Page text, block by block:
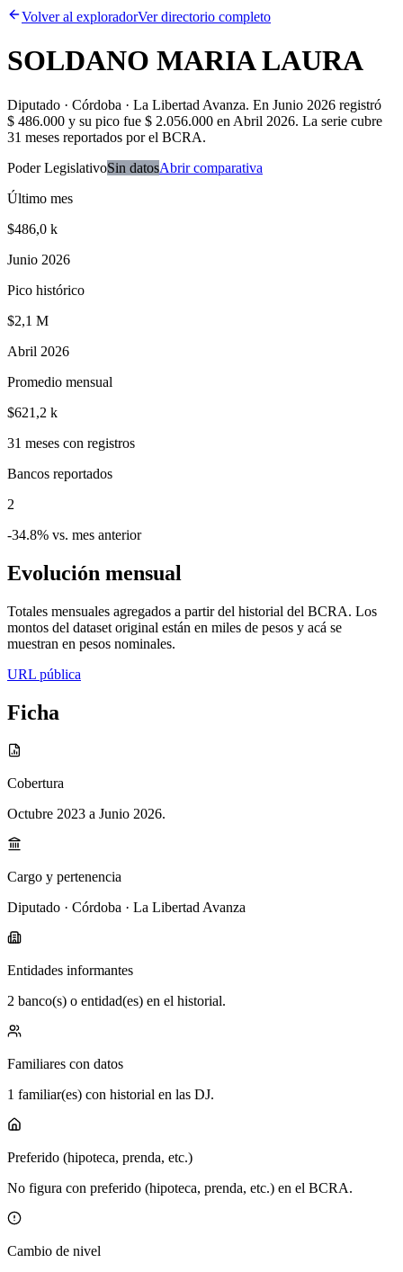
Volver al exploradorVer directorio completo
SOLDANO MARIA LAURA
Diputado · Córdoba · La Libertad Avanza. En Junio 2026 registró
$ 486.000 y su pico fue $ 2.056.000 en Abril 2026. La serie cubre
31 meses reportados por el BCRA.
Poder LegislativoSin datosAbrir comparativa
Último mes
$486,0 k
Junio 2026
Pico histórico
$2,1 M
Abril 2026
Promedio mensual
$621,2 k
31 meses con registros
Bancos reportados
2
-34.8% vs. mes anterior
Evolución mensual
Totales mensuales agregados a partir del historial del BCRA. Los
montos del dataset original están en miles de pesos y acá se
muestran en pesos nominales.
URL pública
Ficha
Cobertura
Octubre 2023 a Junio 2026.
Cargo y pertenencia
Diputado · Córdoba · La Libertad Avanza
Entidades informantes
2 banco(s) o entidad(es) en el historial.
Familiares con datos
1 familiar(es) con historial en las DJ.
Preferido (hipoteca, prenda, etc.)
No figura con preferido (hipoteca, prenda, etc.) en el BCRA.
Cambio de nivel